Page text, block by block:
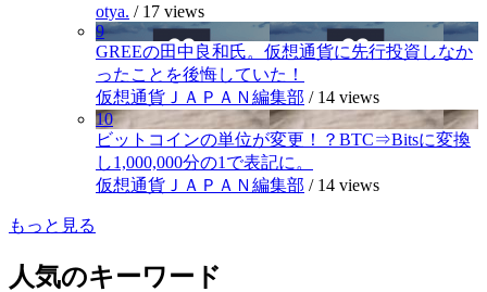
otya. / 17 views
9
GREEの田中良和氏。仮想通貨に先行投資しなか
ったことを後悔していた！
仮想通貨ＪＡＰＡＮ編集部 / 14 views
10
ビットコインの単位が変更！？BTC⇒Bitsに変換
し1,000,000分の1で表記に。
仮想通貨ＪＡＰＡＮ編集部 / 14 views
もっと見る
人気のキーワード